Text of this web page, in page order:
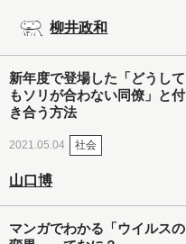
柳井政和
新年度で登場した「どうして
もソリが合わない同僚」と付
き合う方法
2021.05.04 社会
山口博
マンガでわかる「ウイルスの